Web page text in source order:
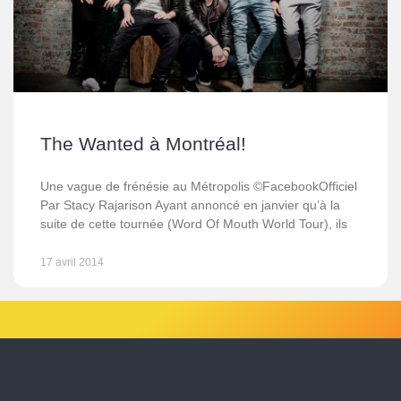
The Wanted à Montréal!
Une vague de frénésie au Métropolis ©FacebookOfficiel
Par Stacy Rajarison Ayant annoncé en janvier qu’à la
suite de cette tournée (Word Of Mouth World Tour), ils
17 avril 2014